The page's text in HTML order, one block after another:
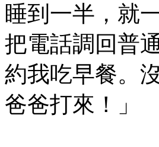
睡到一半，就
把電話調回普
約我吃早餐。
爸爸打來！」